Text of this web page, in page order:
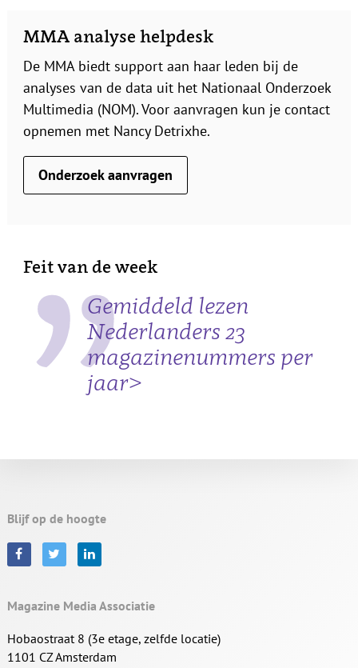
MMA analyse helpdesk
De MMA biedt support aan haar leden bij de
analyses van de data uit het Nationaal Onderzoek
Multimedia (NOM). Voor aanvragen kun je contact
opnemen met Nancy Detrixhe.
Onderzoek aanvragen
Feit van de week
Gemiddeld lezen
Nederlanders 23
magazinenummers per
jaar>
Blijf op de hoogte
Magazine Media Associatie
Hobaostraat 8 (3e etage, zelfde locatie)
1101 CZ Amsterdam